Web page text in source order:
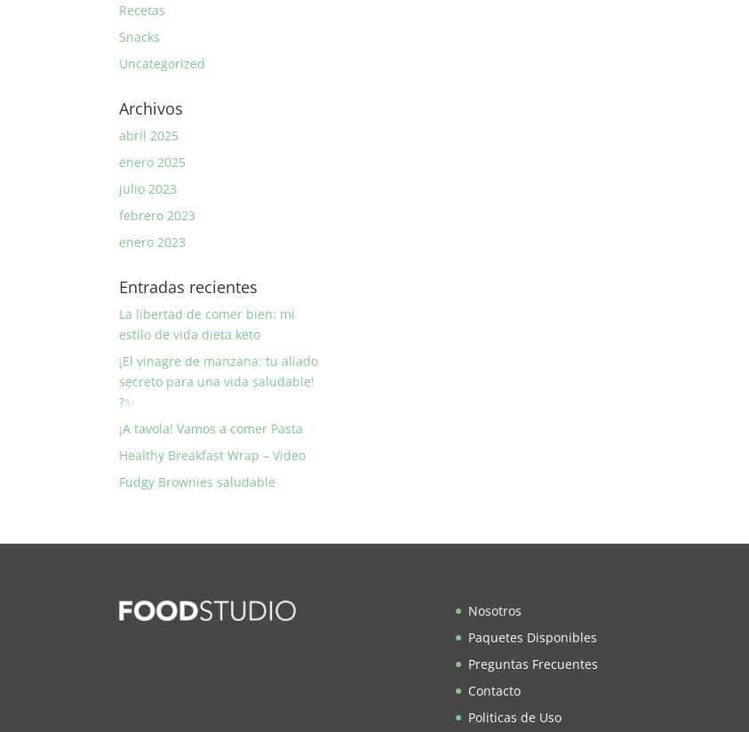
Recetas
Snacks
Uncategorized
Archivos
abril 2025
enero 2025
julio 2023
febrero 2023
enero 2023
Entradas recientes
La libertad de comer bien: mi
estilo de vida dieta keto
¡El vinagre de manzana: tu aliado
secreto para una vida saludable!
?✨
¡A tavola! Vamos a comer Pasta
Healthy Breakfast Wrap – Video
Fudgy Brownies saludable
Nosotros
Paquetes Disponibles
Preguntas Frecuentes
Contacto
Politicas de Uso